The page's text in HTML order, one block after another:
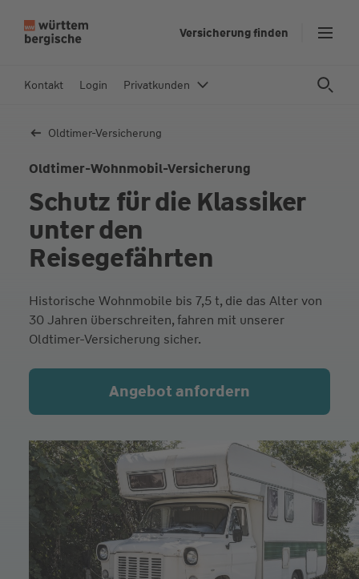
In
Versicherung finden
Kontakt Login Privatkunden
Oldtimer-Versicherung
Oldtimer-Wohnmobil-Versicherung
Schutz für die Klassiker
unter den
Reisegefährten
Historische Wohnmobile bis 7,5 t, die das Alter von
30 Jahren überschreiten, fahren mit unserer
Oldtimer-Versicherung sicher.
Angebot anfordern